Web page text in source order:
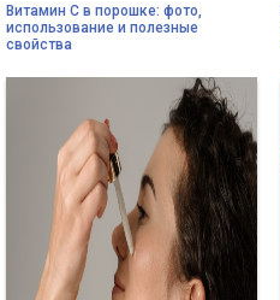
Витамин С в порошке: фото,
использование и полезные
свойства